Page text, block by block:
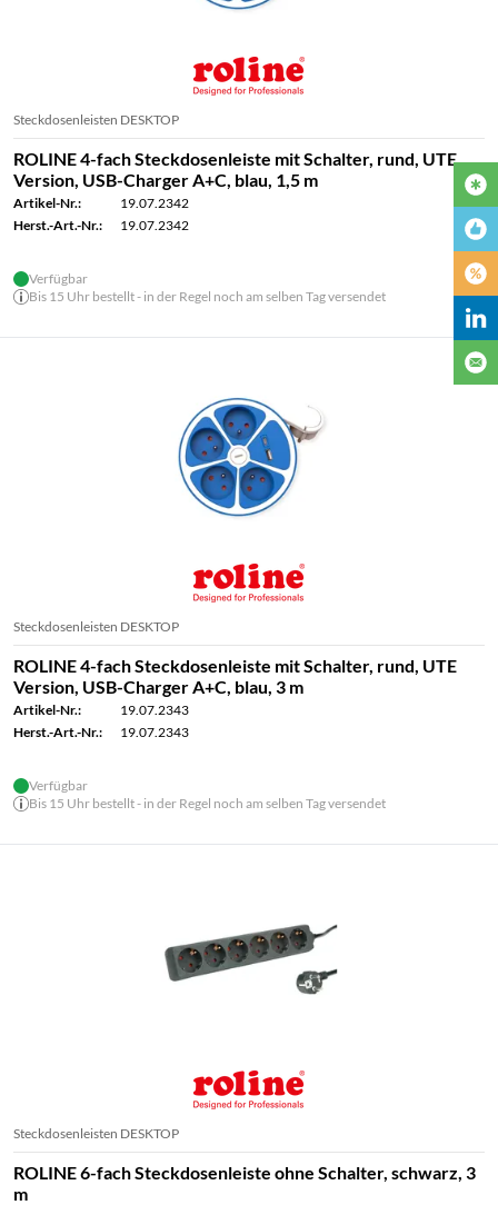
Steckdosenleisten DESKTOP
ROLINE 4-fach Steckdosenleiste mit Schalter, rund, UTE
Version, USB-Charger A+C, blau, 1,5 m
Artikel-Nr.:
19.07.2342
Herst.-Art.-Nr.:
19.07.2342
Verfügbar
Bis 15 Uhr bestellt - in der Regel noch am selben Tag versendet
Steckdosenleisten DESKTOP
ROLINE 4-fach Steckdosenleiste mit Schalter, rund, UTE
Version, USB-Charger A+C, blau, 3 m
Artikel-Nr.:
19.07.2343
Herst.-Art.-Nr.:
19.07.2343
Verfügbar
Bis 15 Uhr bestellt - in der Regel noch am selben Tag versendet
Steckdosenleisten DESKTOP
ROLINE 6-fach Steckdosenleiste ohne Schalter, schwarz, 3
m